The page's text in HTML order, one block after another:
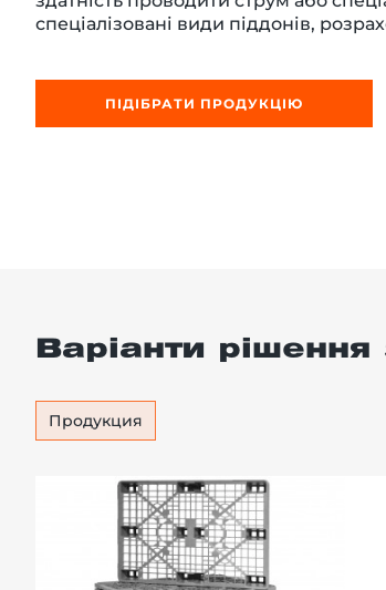
спеціалізовані види піддонів,
ПІДІБРАТИ ПРОДУКЦІЮ
Варіанти рішення
Продукция